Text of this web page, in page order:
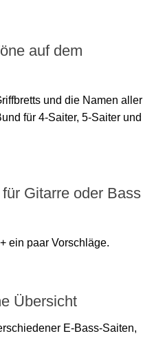
auf dem
und die Namen aller
für 4-Saiter, 5-Saiter und
Gitarre oder Bass
ein paar Vorschläge.
Übersicht
E-Bass-Saiten,